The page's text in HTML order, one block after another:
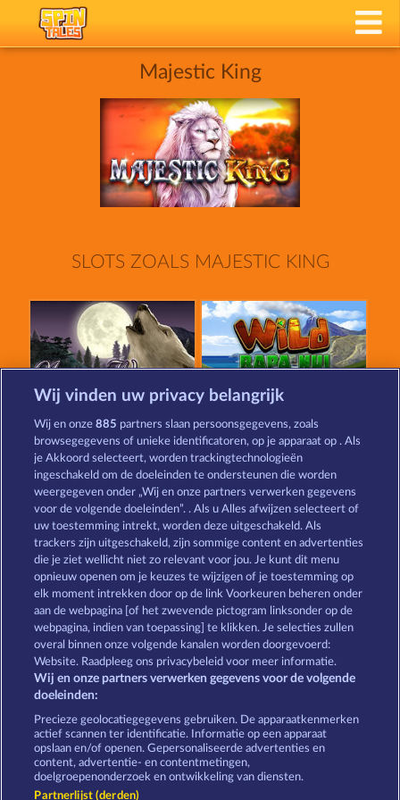
Majestic King
SLOTS ZOALS MAJESTIC KING
Night Wolves Wild Rapa Nui
Cutie Cat Atlantic Wilds
Algemene voorwaarden Privacyverklaring
Colofon Bedrijf FAQ
Partnerprogramma Facebook
Terugbetalingsverzoek indienen
Wij vinden uw privacy belangrijk
Wij en onze885 partners slaan persoonsgegevens, zoals
browsegegevens of unieke identificatoren, op je apparaat op . Als
je Akkoord selecteert, worden trackingtechnologieën
ingeschakeld om de doeleinden te ondersteunen die worden
weergegeven onder „Wij en onze partners verwerken gegevens
voor de volgende doeleinden”. . Als u Alles afwijzen selecteert of
uw toestemming intrekt, worden deze uitgeschakeld. Als
trackers zijn uitgeschakeld, zijn sommige content en advertenties
die je ziet wellicht niet zo relevant voor jou. Je kunt dit menu
opnieuw openen om je keuzes te wijzigen of je toestemming op
elk moment intrekken door op de link Voorkeuren beheren onder
aan de webpagina [of het zwevende pictogram linksonder op de
webpagina, indien van toepassing] te klikken. Je selecties zullen
overal binnen onze volgende kanalen worden doorgevoerd:
Website. Raadpleeg ons privacybeleid voor meer informatie.
Wij en onze partners verwerken gegevens voor de volgende
doeleinden:
Precieze geolocatiegegevens gebruiken. De apparaatkenmerken
actief scannen ter identificatie. Informatie op een apparaat
opslaan en/of openen. Gepersonaliseerde advertenties en
content, advertentie- en contentmetingen,
doelgroepenonderzoek en ontwikkeling van diensten.
Partnerlijst (derden)